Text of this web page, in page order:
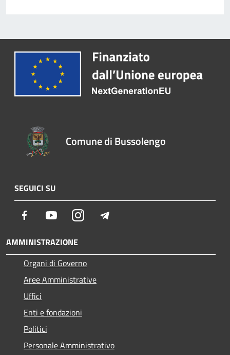
Comune di Bussolengo
SEGUICI SU
Facebook YoutubeInstagram
AMMINISTRAZIONE
Organi di Governo
Aree Amministrative
Uffici
Enti e fondazioni
Politici
Personale Amministrativo